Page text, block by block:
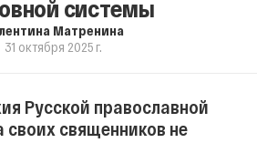
системы
Матренина
31 октября 2025 г.
Русской православной
своих священников не